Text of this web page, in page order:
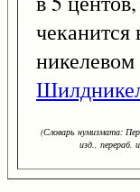
чеканится
(Словарь нумизмата:
изд., перераб.